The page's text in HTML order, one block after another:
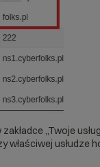
„Twoje
właściwej usłudze